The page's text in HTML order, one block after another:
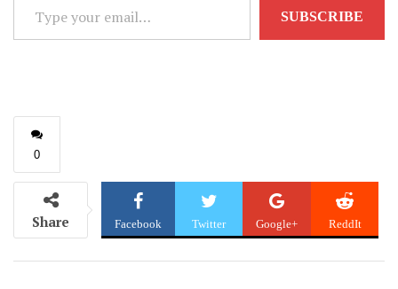
your
SUBSCRIBE
0
Share Facebook Twitter Google+ ReddIt